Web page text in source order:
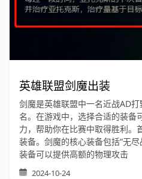
英雄联盟剑魔出装
剑魔是英雄联盟中一名近战AD
名。在游戏中，选择合适的装备
力，帮助你在比赛中取得胜利。
装备。剑魔的核心装备包括“无尽
装备可以提供高额的物理攻击
2024-10-24